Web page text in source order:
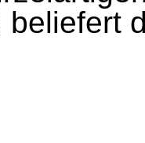
beliefert